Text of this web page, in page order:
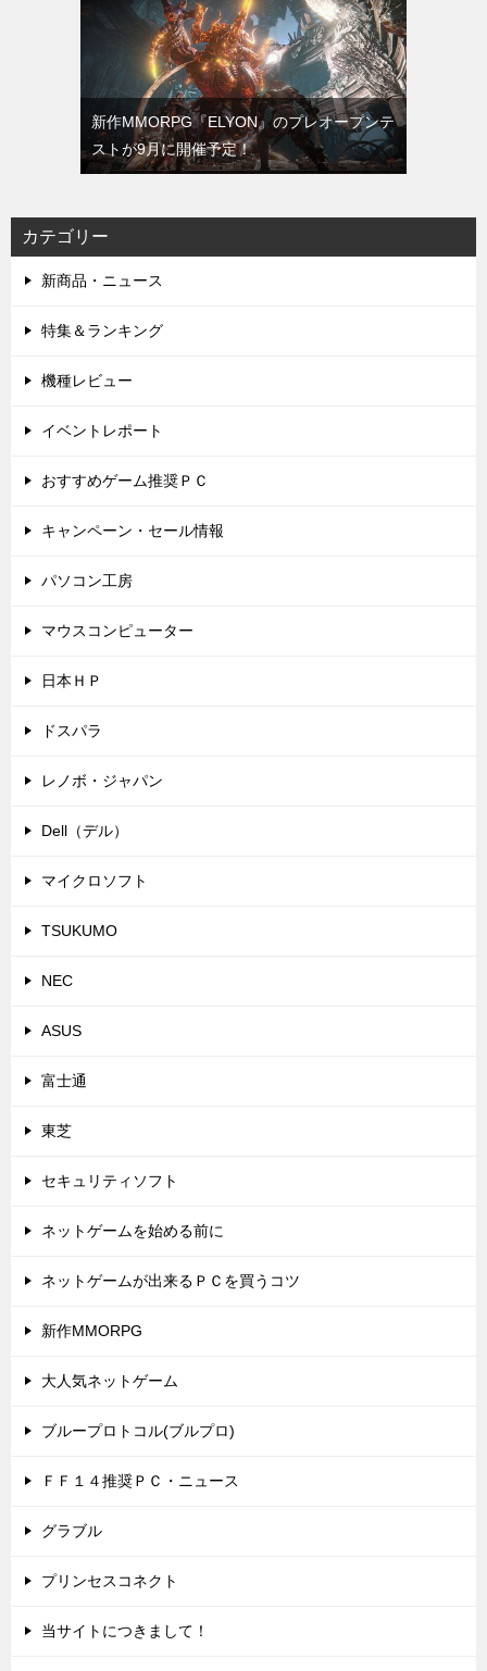
新作MMORPG『ELYON』のプレオープンテ
ストが9月に開催予定！
カテゴリー
新商品・ニュース
特集＆ランキング
機種レビュー
イベントレポート
おすすめゲーム推奨ＰＣ
キャンペーン・セール情報
パソコン工房
マウスコンピューター
日本ＨＰ
ドスパラ
レノボ・ジャパン
Dell（デル）
マイクロソフト
TSUKUMO
NEC
ASUS
富士通
東芝
セキュリティソフト
ネットゲームを始める前に
ネットゲームが出来るＰＣを買うコツ
新作MMORPG
大人気ネットゲーム
ブループロトコル(ブルプロ)
ＦＦ１４推奨ＰＣ・ニュース
グラブル
プリンセスコネクト
当サイトにつきまして！